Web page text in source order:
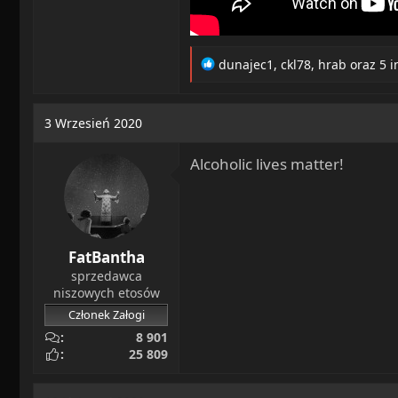
R
o
dunajec1 , ckl78, hrab oraz 5
3 Wrzesień 2020
FatBantha
sprzedawca
niszowych etosów
Członek Załogi
8 901
25 809
Alcoholic lives matter!